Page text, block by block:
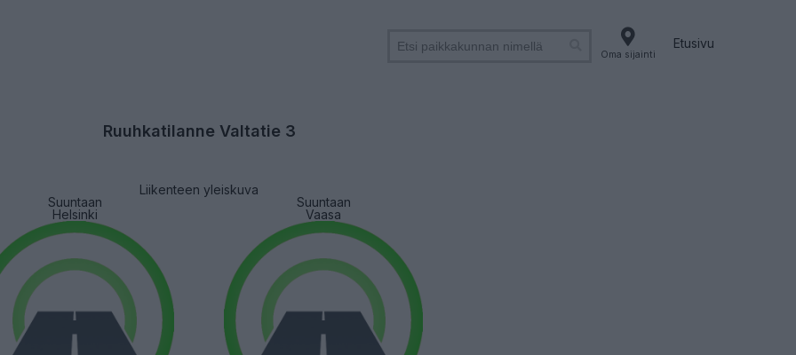
Oma sijainti
Etusivu
Ruuhkatilanne Valtatie 3
Liikenteen yleiskuva
Suuntaan
Helsinki
Suuntaan
Vaasa